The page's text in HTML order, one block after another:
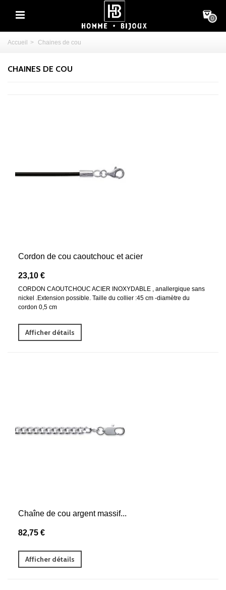
0
Accueil > Chaines de cou
CHAINES DE COU
Cordon de cou caoutchouc et acier
23,10 €
CORDON CAOUTCHOUC ACIER INOXYDABLE , anallergique sans
nickel .Extension possible. Taille du collier :45 cm -diamètre du
cordon 0,5 cm
Afficher détails
Chaîne de cou argent massif...
82,75 €
Afficher détails